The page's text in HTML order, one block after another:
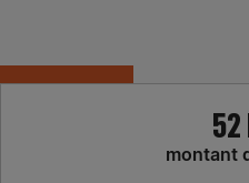
montant